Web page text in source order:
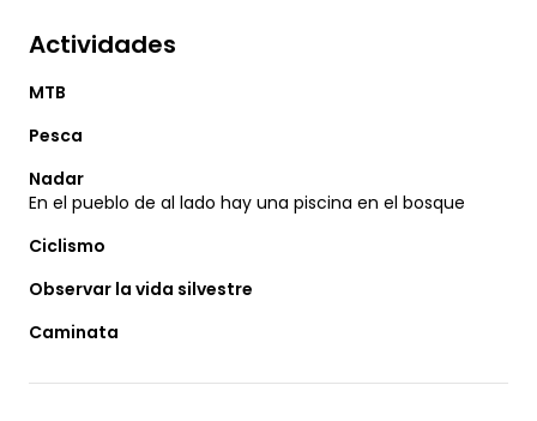
Actividades
MTB
Pesca
Nadar
En el pueblo de al lado hay una piscina en el bosque
Ciclismo
Observar la vida silvestre
Caminata